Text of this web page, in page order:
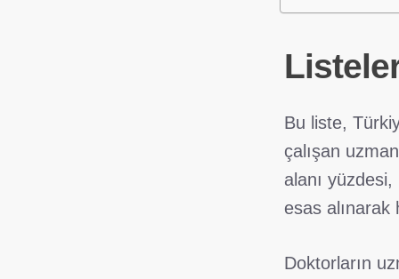
Bu liste,
çalışan
alanı
esas alınarak
Doktorların